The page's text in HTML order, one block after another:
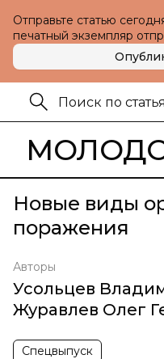
Отправьте статью
печатный экземпляр
Новые виды
поражения
Авторы
Усольцев
Журавлев Олег
Спецвыпуск